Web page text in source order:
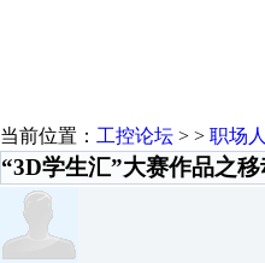
当前位置： 工控论坛 > > 职场
“3D学生汇”大赛作品之